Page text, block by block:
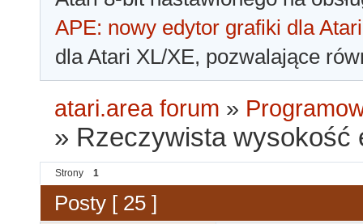
APE: nowy edytor grafiki dla Atari
dla Atari XL/XE, pozwalające
atari.area forum »
» Rzeczywista wysokość
Strony 1
Posty [ 25 ]